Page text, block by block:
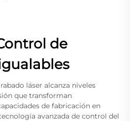
de
láser alcanza niveles
que transforman
de fabricación en
avanzada de control del